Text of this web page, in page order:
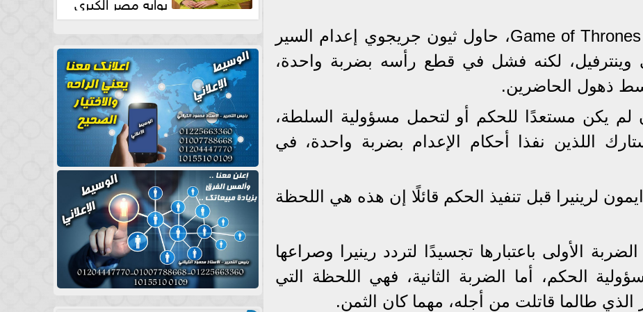
في الموسم الثاني من مسلسل Game of Thrones، حاول ثيون جريجوي إعدام السير
وينترفيل، لكنه فشل في قطع رأسه بضربة واحدة،
ذهول الحاضرين.
لم يكن مستعدًا للحكم أو لتحمل مسؤولية السلطة،
اللذين نفذا أحكام الإعدام بضربة واحدة، في
لرينيرا قبل تنفيذ الحكم قائلًا إن هذه هي اللحظة
الأولى باعتبارها تجسيدًا لتردد رينيرا وصراعها
الحكم، أما الضربة الثانية، فهي اللحظة التي
الذي طالما قاتلت من أجله، مهما كان الثمن.
للتجارة العالمية بقلم د...